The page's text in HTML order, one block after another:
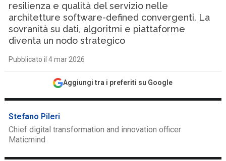
resilienza e qualità del servizio nelle
architetture software-defined convergenti. La
sovranità su dati, algoritmi e piattaforme
diventa un nodo strategico
Pubblicato il 4 mar 2026
Aggiungi tra i preferiti su Google
Stefano Pileri
Chief digital transformation and innovation officer
Maticmind